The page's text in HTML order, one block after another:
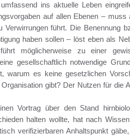
ins aktuelle Leben
auf allen Ebenen –
führt. Die Benennung
haben sollen – löst eben als
möglicherweise zu einer
gesellschaftlich notwendige
warum es keine gesetzlichen
gibt? Der Nutzen für die
Vortrag über den Stand
halten wollte, hat nach
verifizierbaren Anhaltspunkt